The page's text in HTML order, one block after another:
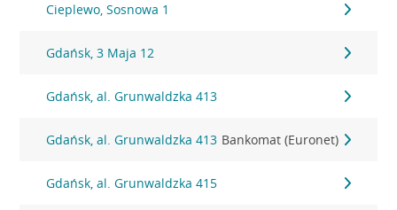
Cieplewo, Sosnowa 1
Gdańsk, 3 Maja 12
Gdańsk, al. Grunwaldzka 413
Gdańsk, al. Grunwaldzka 413 Bankomat (Euronet)
Gdańsk, al. Grunwaldzka 415